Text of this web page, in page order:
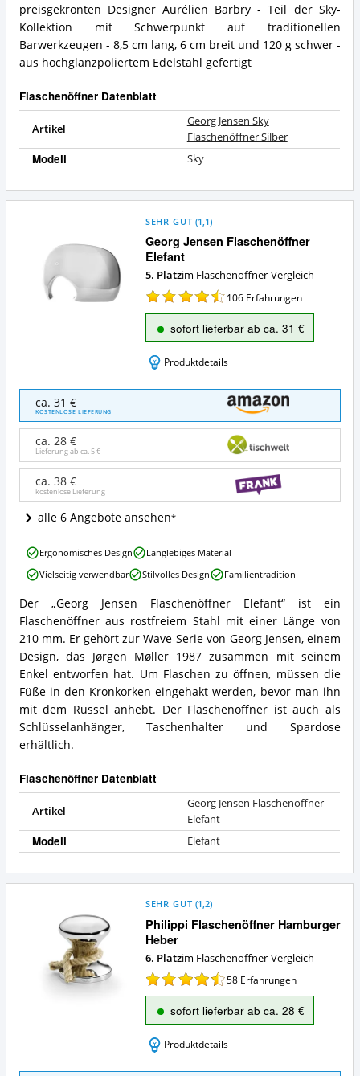
preisgekrönten Designer Aurélien Barbry - Teil der Sky-
Kollektion mit Schwerpunkt auf traditionellen
Barwerkzeugen - 8,5 cm lang, 6 cm breit und 120 g schwer -
aus hochglanzpoliertem Edelstahl gefertigt
Flaschenöffner Datenblatt
Artikel
Georg Jensen Sky
Flaschenöffner Silber
Modell Sky
Georg Jensen Flaschenöffner
Elefant
SEHR GUT (1,1)
5. Platzim Flaschenöffner-Vergleich
106 Erfahrungen
sofort lieferbar ab ca. 31 €
Produktdetails
Georg
Jensen
Flaschenöffner
Elefant
Angebote:
Wo
dieser
Flaschenöffner
erhältlich?
ca. 31 €
KOSTENLOSE LIEFERUNG
ca. 28 €
Lieferung ab ca.5 €
ca. 38 €
kostenlose Lieferung
alle 6 Angebote ansehen
Georg
Jensen
Flaschenöffner
Elefant
Zusammenfassung:
Was
bietet
dieser
Flaschenöffner?
Der „Georg Jensen Flaschenöffner Elefant“ ist ein
Flaschenöffner aus rostfreiem Stahl mit einer Länge von
210 mm. Er gehört zur Wave-Serie von Georg Jensen, einem
Design, das Jørgen Møller 1987 zusammen mit seinem
Enkel entworfen hat. Um Flaschen zu öffnen, müssen die
Füße in den Kronkorken eingehakt werden, bevor man ihn
mit dem Rüssel anhebt. Der Flaschenöffner ist auch als
Schlüsselanhänger, Taschenhalter und Spardose
erhältlich.
Flaschenöffner Datenblatt
Artikel
Georg Jensen Flaschenöffner
Elefant
Modell Elefant
Georg
Jensen
Flaschenöffner
Vorteile:
Was
spricht
für
diesen
Flaschenöffner?
Ergonomisches Design
Langlebiges Material
Vielseitig verwendbar
Stilvolles Design Familientradition
Philippi Flaschenöffner Hamburger
Heber
SEHR GUT (1,2)
6. Platzim Flaschenöffner-Vergleich
58 Erfahrungen
sofort lieferbar ab ca. 28 €
Produktdetails